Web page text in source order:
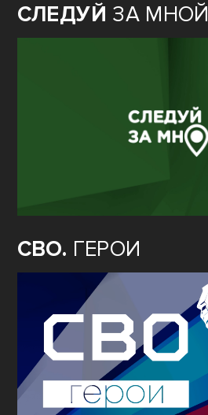
СЛЕДУЙ ЗА МНОЙ
СВО. ГЕРОИ